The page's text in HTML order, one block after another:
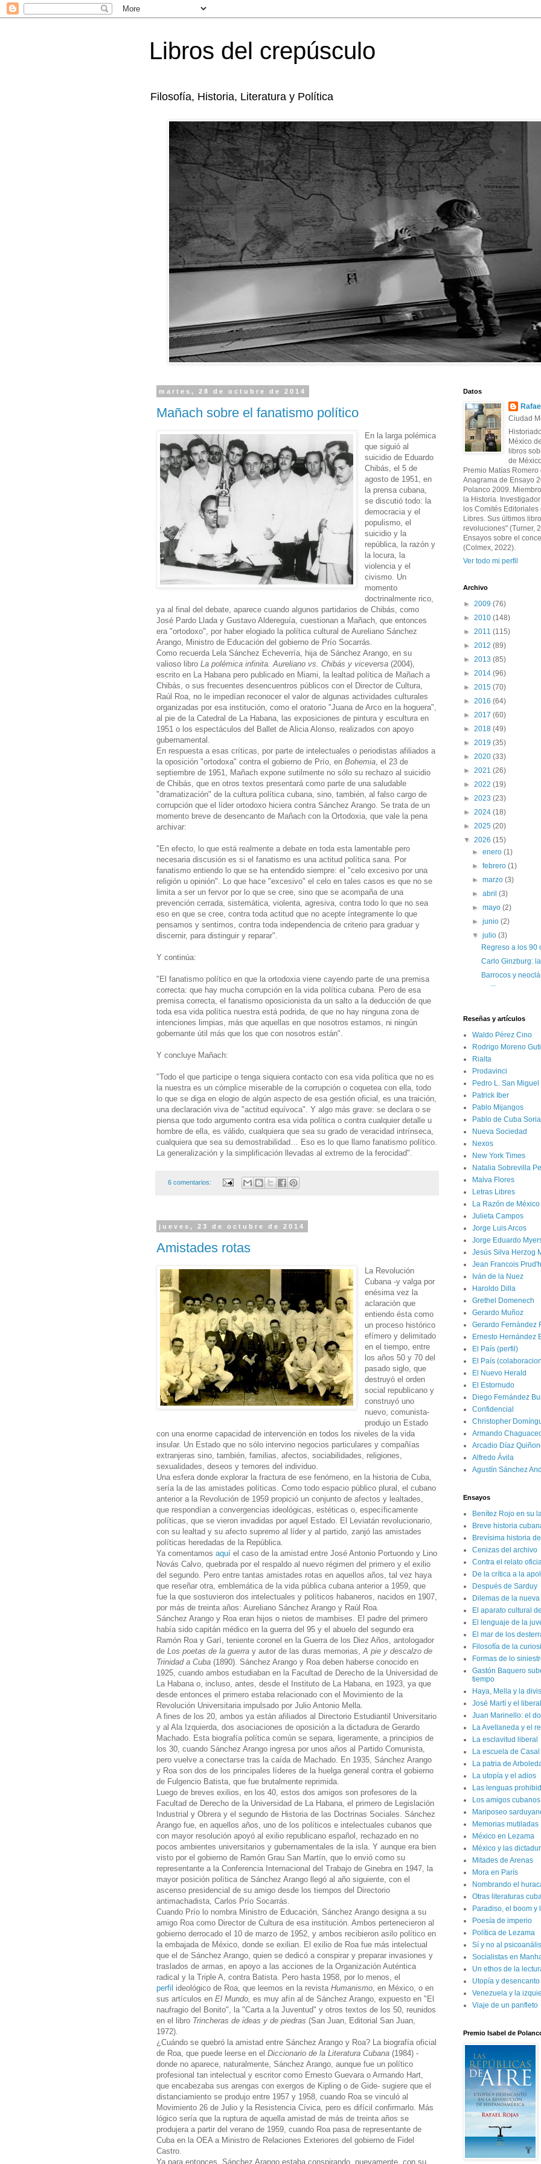
Libros del crepúsculo
Filosofía, Historia, Literatura y Política
martes, 28 de octubre de 2014
Mañach sobre el fanatismo político
En la larga polémica
que siguió al
suicidio de Eduardo
Chibás, el 5 de
agosto de 1951, en
la prensa cubana,
se discutió todo: la
democracia y el
populismo, el
suicidio y la
república, la razón y
la locura, la
violencia y el
civismo. Un
momento
doctrinalmente rico,
ya al final del debate, aparece cuando algunos partidarios de Chibás, como
José Pardo Llada y Gustavo Aldereguía, cuestionan a Mañach, que entonces
era "ortodoxo", por haber elogiado la política cultural de Aureliano Sánchez
Arango, Ministro de Educación del gobierno de Prío Socarrás.
Como recuerda Lela Sánchez Echeverría, hija de Sánchez Arango, en su
valioso libro La polémica infinita. Aureliano vs. Chibás y viceversa (2004),
escrito en La Habana pero publicado en Miami, la lealtad política de Mañach a
Chibás, o sus frecuentes desencuentros públicos con el Director de Cultura,
Raúl Roa, no le impedían reconocer el valor de algunas actividades culturales
organizadas por esa institución, como el oratorio "Juana de Arco en la hoguera",
al pie de la Catedral de La Habana, las exposiciones de pintura y escultura en
1951 o los espectáculos del Ballet de Alicia Alonso, realizados con apoyo
gubernamental.
En respuesta a esas críticas, por parte de intelectuales o periodistas afiliados a
la oposición "ortodoxa" contra el gobierno de Prío, en Bohemia , el 23 de
septiembre de 1951, Mañach expone sutilmente no sólo su rechazo al suicidio
de Chibás, que en otros textos presentará como parte de una saludable
"dramatización" de la cultura política cubana, sino, también, al falso cargo de
corrupción que el líder ortodoxo hiciera contra Sánchez Arango. Se trata de un
momento breve de desencanto de Mañach con la Ortodoxia, que vale la pena
archivar:
"En efecto, lo que está realmente a debate en toda esta lamentable pero
necesaria discusión es si el fanatismo es una actitud política sana. Por
fanatismo entiendo lo que se ha entendido siempre: el "celo excesivo por una
religión u opinión". Lo que hace "excesivo" el celo en tales casos es que no se
limita a ser un fervor por lo que se cree, sino que se acompaña de una
prevención cerrada, sistemática, violenta, agresiva, contra todo lo que no sea
eso en que se cree, contra toda actitud que no acepte íntegramente lo que
pensamos y sentimos, contra toda independencia de criterio para graduar y
discernir, para distinguir y reparar".
Y continúa:
"El fanatismo político en que la ortodoxia viene cayendo parte de una premisa
correcta: que hay mucha corrupción en la vida política cubana. Pero de esa
premisa correcta, el fanatismo oposicionista da un salto a la deducción de que
toda esa vida política nuestra está podrida, de que no hay ninguna zona de
intenciones limpias, más que aquellas en que nosotros estamos, ni ningún
gobernante útil más que los que con nosotros están".
Y concluye Mañach:
"Todo el que participe o tenga siquiera contacto con esa vida política que no es
la nuestra es un cómplice miserable de la corrupción o coquetea con ella, todo
lo que se diga en elogio de algún aspecto de esa gestión oficial, es una traición,
una declaración viva de "actitud equívoca". Y algo más grave: se declara o se
piensa que todo argumento contra esa vida política o contra cualquier detalle u
hombre de ella, es válido, cualquiera que sea su grado de veracidad intrínseca,
cualquiera que sea su demostrabilidad… Eso es lo que llamo fanatismo político.
La generalización y la simplificación llevadas al extremo de la ferocidad".
6 comentarios:
jueves, 23 de octubre de 2014
Amistades rotas
La Revolución
Cubana -y valga por
enésima vez la
aclaración que
entiendo ésta como
un proceso histórico
efímero y delimitado
en el tiempo, entre
los años 50 y 70 del
pasado siglo, que
destruyó el orden
social republicano y
construyó uno
nuevo, comunista-
produjo un Estado
con una enorme capacidad de intervención en todos los niveles de la vida
insular. Un Estado que no sólo intervino negocios particulares y compañías
extranjeras sino, también, familias, afectos, sociabilidades, religiones,
sexualidades, deseos y temores del individuo.
Una esfera donde explorar la fractura de ese fenómeno, en la historia de Cuba,
sería la de las amistades políticas. Como todo espacio público plural, el cubano
anterior a la Revolución de 1959 propició un conjunto de afectos y lealtades,
que respondían a convergencias ideológicas, estéticas o, específicamente
políticas, que se vieron invadidas por aquel Estado. El Leviatán revolucionario,
con su lealtad y su afecto supremo al líder y al partido, zanjó las amistades
políticas heredadas de la República.
Ya comentamos aquí el caso de la amistad entre José Antonio Portuondo y Lino
Novás Calvo, quebrada por el respaldo al nuevo régimen del primero y el exilio
del segundo. Pero entre tantas amistades rotas en aquellos años, tal vez haya
que reseñar otra, emblemática de la vida pública cubana anterior a 1959, que
fue la que sostuvieron dos intelectuales y políticos habaneros, nacidos en 1907,
por más de treinta años: Aureliano Sánchez Arango y Raúl Roa.
Sánchez Arango y Roa eran hijos o nietos de mambises. El padre del primero
había sido capitán médico en la guerra del 95 y el abuelo del segundo era
Ramón Roa y Garí, teniente coronel en la Guerra de los Diez Años, antologador
de Los poetas de la guerra y autor de las duras memorias, A pie y descalzo de
Trinidad a Cuba (1890). Sánchez Arango y Roa deben haberse conocido en
1925, cuando ambos estudiaban en la Facultad de Derecho de la Universidad de
La Habana o, incluso, antes, desde el Instituto de La Habana, en 1923, ya que
desde entonces el primero estaba relacionado con el Movimiento de la
Revolución Universitaria impulsado por Julio Antonio Mella.
A fines de los 20, ambos ya están afiliados al Directorio Estudiantil Universitario
y al Ala Izquierda, dos asociaciones de oposición a la dictadura de Gerardo
Machado. Esta biografía política común se separa, ligeramente, a principios de
los 30, cuando Sánchez Arango ingresa por unos años al Partido Comunista,
pero vuelve a conectarse tras la caída de Machado. En 1935, Sánchez Arango
y Roa son dos de los principales líderes de la huelga general contra el gobierno
de Fulgencio Batista, que fue brutalmente reprimida.
Luego de breves exilios, en los 40, estos dos amigos son profesores de la
Facultad de Derecho de la Universidad de La Habana, el primero de Legislación
Industrial y Obrera y el segundo de Historia de las Doctrinas Sociales. Sánchez
Arango fue, en aquellos años, uno de los políticos e intelectuales cubanos que
con mayor resolución apoyó al exilio republicano español, rechazado en no
pocos ambientes universitarios y gubernamentales de la isla. Y aunque era bien
visto por el gobierno de Ramón Grau San Martín, que lo envió como su
representante a la Conferencia Internacional del Trabajo de Ginebra en 1947, la
mayor posición política de Sánchez Arango llegó al año siguiente, con el
ascenso presidencial de su amigo desde los tiempos del Directorio
antimachadista, Carlos Prío Socarrás.
Cuando Prío lo nombra Ministro de Educación, Sánchez Arango designa a su
amigo Roa como Director de Cultura de esa institución. Ambos pertenecieron al
gobierno derrocado el 10 de marzo de 1952, y ambos recibieron asilo político en
la embajada de México, donde se exilian. El exilio de Roa fue más intelectual
que el de Sánchez Arango, quien se dedicó a conspirar y preparar invasiones y
traslados de armas, en apoyo a las acciones de la Organización Auténtica
radical y la Triple A, contra Batista. Pero hasta 1958, por lo menos, el
perfil ideológico de Roa, que leemos en la revista Humanismo , en México, o en
sus artículos en El Mundo, es muy afín al de Sánchez Arango, expuesto en "El
naufragio del Bonito", la "Carta a la Juventud" y otros textos de los 50, reunidos
en el libro Trincheras de ideas y de piedras (San Juan, Editorial San Juan,
1972).
¿Cuándo se quebró la amistad entre Sánchez Arango y Roa? La biografía oficial
de Roa, que puede leerse en el Diccionario de la Literatura Cubana (1984) -
donde no aparece, naturalmente, Sánchez Arango, aunque fue un político
profesional tan intelectual y escritor como Ernesto Guevara o Armando Hart,
que encabezaba sus arengas con exergos de Kipling o de Gide- sugiere que el
distanciamiento se produjo entre 1957 y 1958, cuando Roa se vinculó al
Movimiento 26 de Julio y la Resistencia Cívica, pero es difícil confirmarlo. Más
lógico sería que la ruptura de aquella amistad de más de treinta años se
produjera a partir del verano de 1959, cuando Roa pasa de representante de
Cuba en la OEA a Ministro de Relaciones Exteriores del gobierno de Fidel
Castro.
Ya para entonces, Sánchez Arango estaba conspirando, nuevamente, con su
Datos
Ciudad
México
libros
de
Premio Matías
Anagrama de Ensayo
Polanco 2009.
la Historia.
los Comités
Libres. Sus últimos
revoluciones" (Turner,
Ensayos sobre el
(Colmex, 2022).
Ver todo mi perfil
Archivo
► 2009 (76)
► 2010 (148)
► 2011 (115)
► 2012 (89)
► 2013 (85)
► 2014 (96)
► 2015 (70)
► 2016 (64)
► 2017 (60)
► 2018 (49)
► 2019 (35)
► 2020 (33)
► 2021 (26)
► 2022 (19)
► 2023 (23)
► 2024 (18)
► 2025 (20)
▼ 2026 (15)
►enero(1)
►febrero(1)
►marzo(3)
►abril(3)
►mayo(2)
►junio(2)
▼julio(3)
Regreso a los 90
Carlo Ginzburg:
Barrocos y
...
Reseñas y artículos
Waldo Pérez Cino
Rodrigo Moreno
Rialta
Prodavinci
Pedro L. San Miguel
Patrick Iber
Pablo Mijangos
Pablo de Cuba Soria
Nueva Sociedad
Nexos
New York Times
Natalia Sobrevilla
Malva Flores
Letras Libres
La Razón de México
Julieta Campos
Jorge Luis Arcos
Jorge Eduardo
Jesús Silva Herzog
Jean Francois
Iván de la Nuez
Haroldo Dilla
Grethel Domenech
Gerardo Muñoz
Gerardo Fernández
Ernesto Hernández
El País (perfil)
El País
El Nuevo Herald
El Estornudo
Diego Fernández
Confidencial
Christopher
Armando
Arcadio Díaz
Alfredo Ávila
Agustín Sánchez
Ensayos
Benítez Rojo en su
Breve historia
Brevísima historia
Cenizas del archivo
Contra el relato
De la crítica a la
Después de Sarduy
Dilemas de la
El aparato cultural
El lenguaje de la
El mar de los
Filosofía de la
Formas de lo
Gastón Baquero
tiempo
Haya, Mella y la
José Martí y el
Juan Marinello: el
La Avellaneda y el
La esclavitud liberal
La escuela de Casal
La patria de
La utopía y el adios
Las lenguas
Los amigos
Mariposeo
Memorias mutiladas
México en Lezama
México y las
Mitades de Arenas
Mora en París
Nombrando el
Otras literaturas
Paradiso, el boom y
Poesía de imperio
Política de Lezama
Sí y no al
Socialistas en
Un ethos de la
Utopía y
Venezuela y la
Viaje de un panfleto
Premio Isabel de